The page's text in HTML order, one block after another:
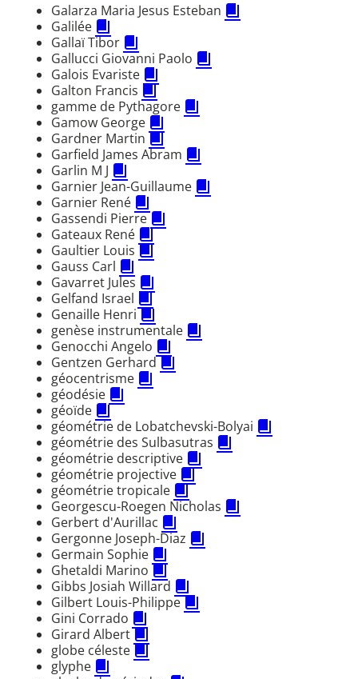
Galarza Maria Jesus Esteban
Galilée
Gallaï Tibor
Gallucci Giovanni Paolo
Galois Evariste
Galton Francis
gamme de Pythagore
Gamow George
Gardner Martin
Garfield James Abram
Garlin M J
Garnier Jean-Guillaume
Garnier René
Gassendi Pierre
Gateaux René
Gaultier Louis
Gauss Carl
Gavarret Jules
Gelfand Israel
Genaille Henri
genèse instrumentale
Genocchi Angelo
Gentzen Gerhard
géocentrisme
géodésie
géoïde
géométrie de Lobatchevski-Bolyai
géométrie des Sulbasutras
géométrie descriptive
géométrie projective
géométrie tropicale
Georgescu-Roegen Nicholas
Gerbert d'Aurillac
Gergonne Joseph-Diaz
Germain Sophie
Ghetaldi Marino
Gibbs Josiah Willard
Gilbert Louis-Philippe
Gini Corrado
Girard Albert
globe céleste
glyphe